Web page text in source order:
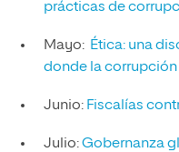
prácticas de
Mayo: Ética: una
donde la corrupción
Junio: Fiscalías
Julio:Gobernanza